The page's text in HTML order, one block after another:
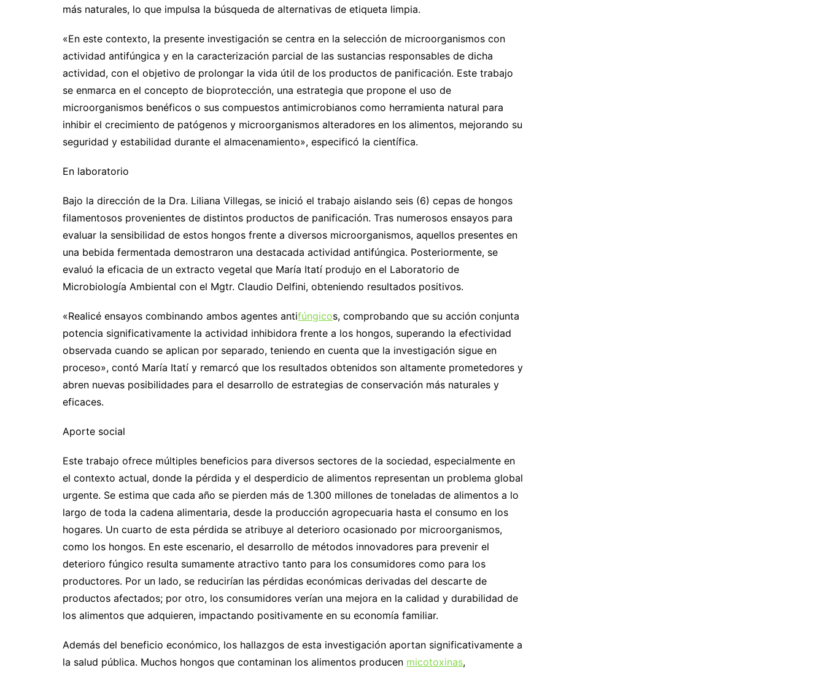
más naturales, lo que impulsa la búsqueda de alternativas de etiqueta limpia.
«En este contexto, la presente investigación se centra en la selección de microorganismos con
actividad antifúngica y en la caracterización parcial de las sustancias responsables de dicha
actividad, con el objetivo de prolongar la vida útil de los productos de panificación. Este trabajo
se enmarca en el concepto de bioprotección, una estrategia que propone el uso de
microorganismos benéficos o sus compuestos antimicrobianos como herramienta natural para
inhibir el crecimiento de patógenos y microorganismos alteradores en los alimentos, mejorando su
seguridad y estabilidad durante el almacenamiento», especificó la científica.
En laboratorio
Bajo la dirección de la Dra. Liliana Villegas, se inició el trabajo aislando seis (6) cepas de hongos
filamentosos provenientes de distintos productos de panificación. Tras numerosos ensayos para
evaluar la sensibilidad de estos hongos frente a diversos microorganismos, aquellos presentes en
una bebida fermentada demostraron una destacada actividad antifúngica. Posteriormente, se
evaluó la eficacia de un extracto vegetal que María Itatí produjo en el Laboratorio de
Microbiología Ambiental con el Mgtr. Claudio Delfini, obteniendo resultados positivos.
«Realicé ensayos combinando ambos agentes antifúngicos, comprobando que su acción conjunta
potencia significativamente la actividad inhibidora frente a los hongos, superando la efectividad
observada cuando se aplican por separado, teniendo en cuenta que la investigación sigue en
proceso», contó María Itatí y remarcó que los resultados obtenidos son altamente prometedores y
abren nuevas posibilidades para el desarrollo de estrategias de conservación más naturales y
eficaces.
Aporte social
Este trabajo ofrece múltiples beneficios para diversos sectores de la sociedad, especialmente en
el contexto actual, donde la pérdida y el desperdicio de alimentos representan un problema global
urgente. Se estima que cada año se pierden más de 1.300 millones de toneladas de alimentos a lo
largo de toda la cadena alimentaria, desde la producción agropecuaria hasta el consumo en los
hogares. Un cuarto de esta pérdida se atribuye al deterioro ocasionado por microorganismos,
como los hongos. En este escenario, el desarrollo de métodos innovadores para prevenir el
deterioro fúngico resulta sumamente atractivo tanto para los consumidores como para los
productores. Por un lado, se reducirían las pérdidas económicas derivadas del descarte de
productos afectados; por otro, los consumidores verían una mejora en la calidad y durabilidad de
los alimentos que adquieren, impactando positivamente en su economía familiar.
Además del beneficio económico, los hallazgos de esta investigación aportan significativamente a
la salud pública. Muchos hongos que contaminan los alimentos producen micotoxinas,